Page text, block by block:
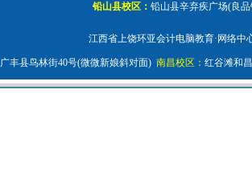
铅山县校区：铅山县辛弃疾广场(
江西省上饶环亚会计电脑教育·网络中
广丰县鸟林街40号(微微新娘斜对面) 南昌校区： 红谷滩和